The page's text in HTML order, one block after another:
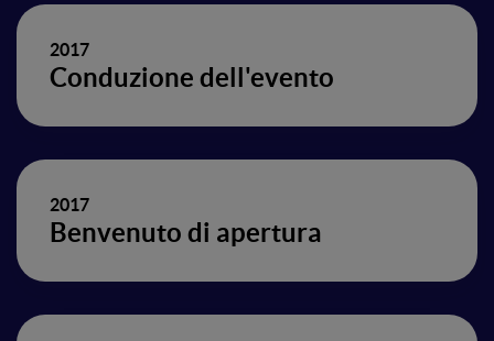
2017
Conduzione dell'evento
2017
Benvenuto di apertura